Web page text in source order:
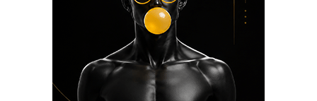
Clasicul „Despre mine…”